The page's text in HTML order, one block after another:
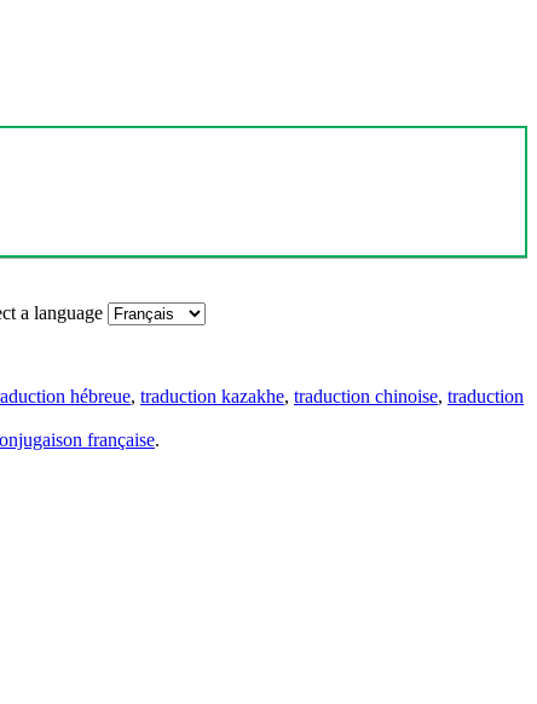
a language
hébreue, traduction kazakhe, traduction chinoise, traduction
française.